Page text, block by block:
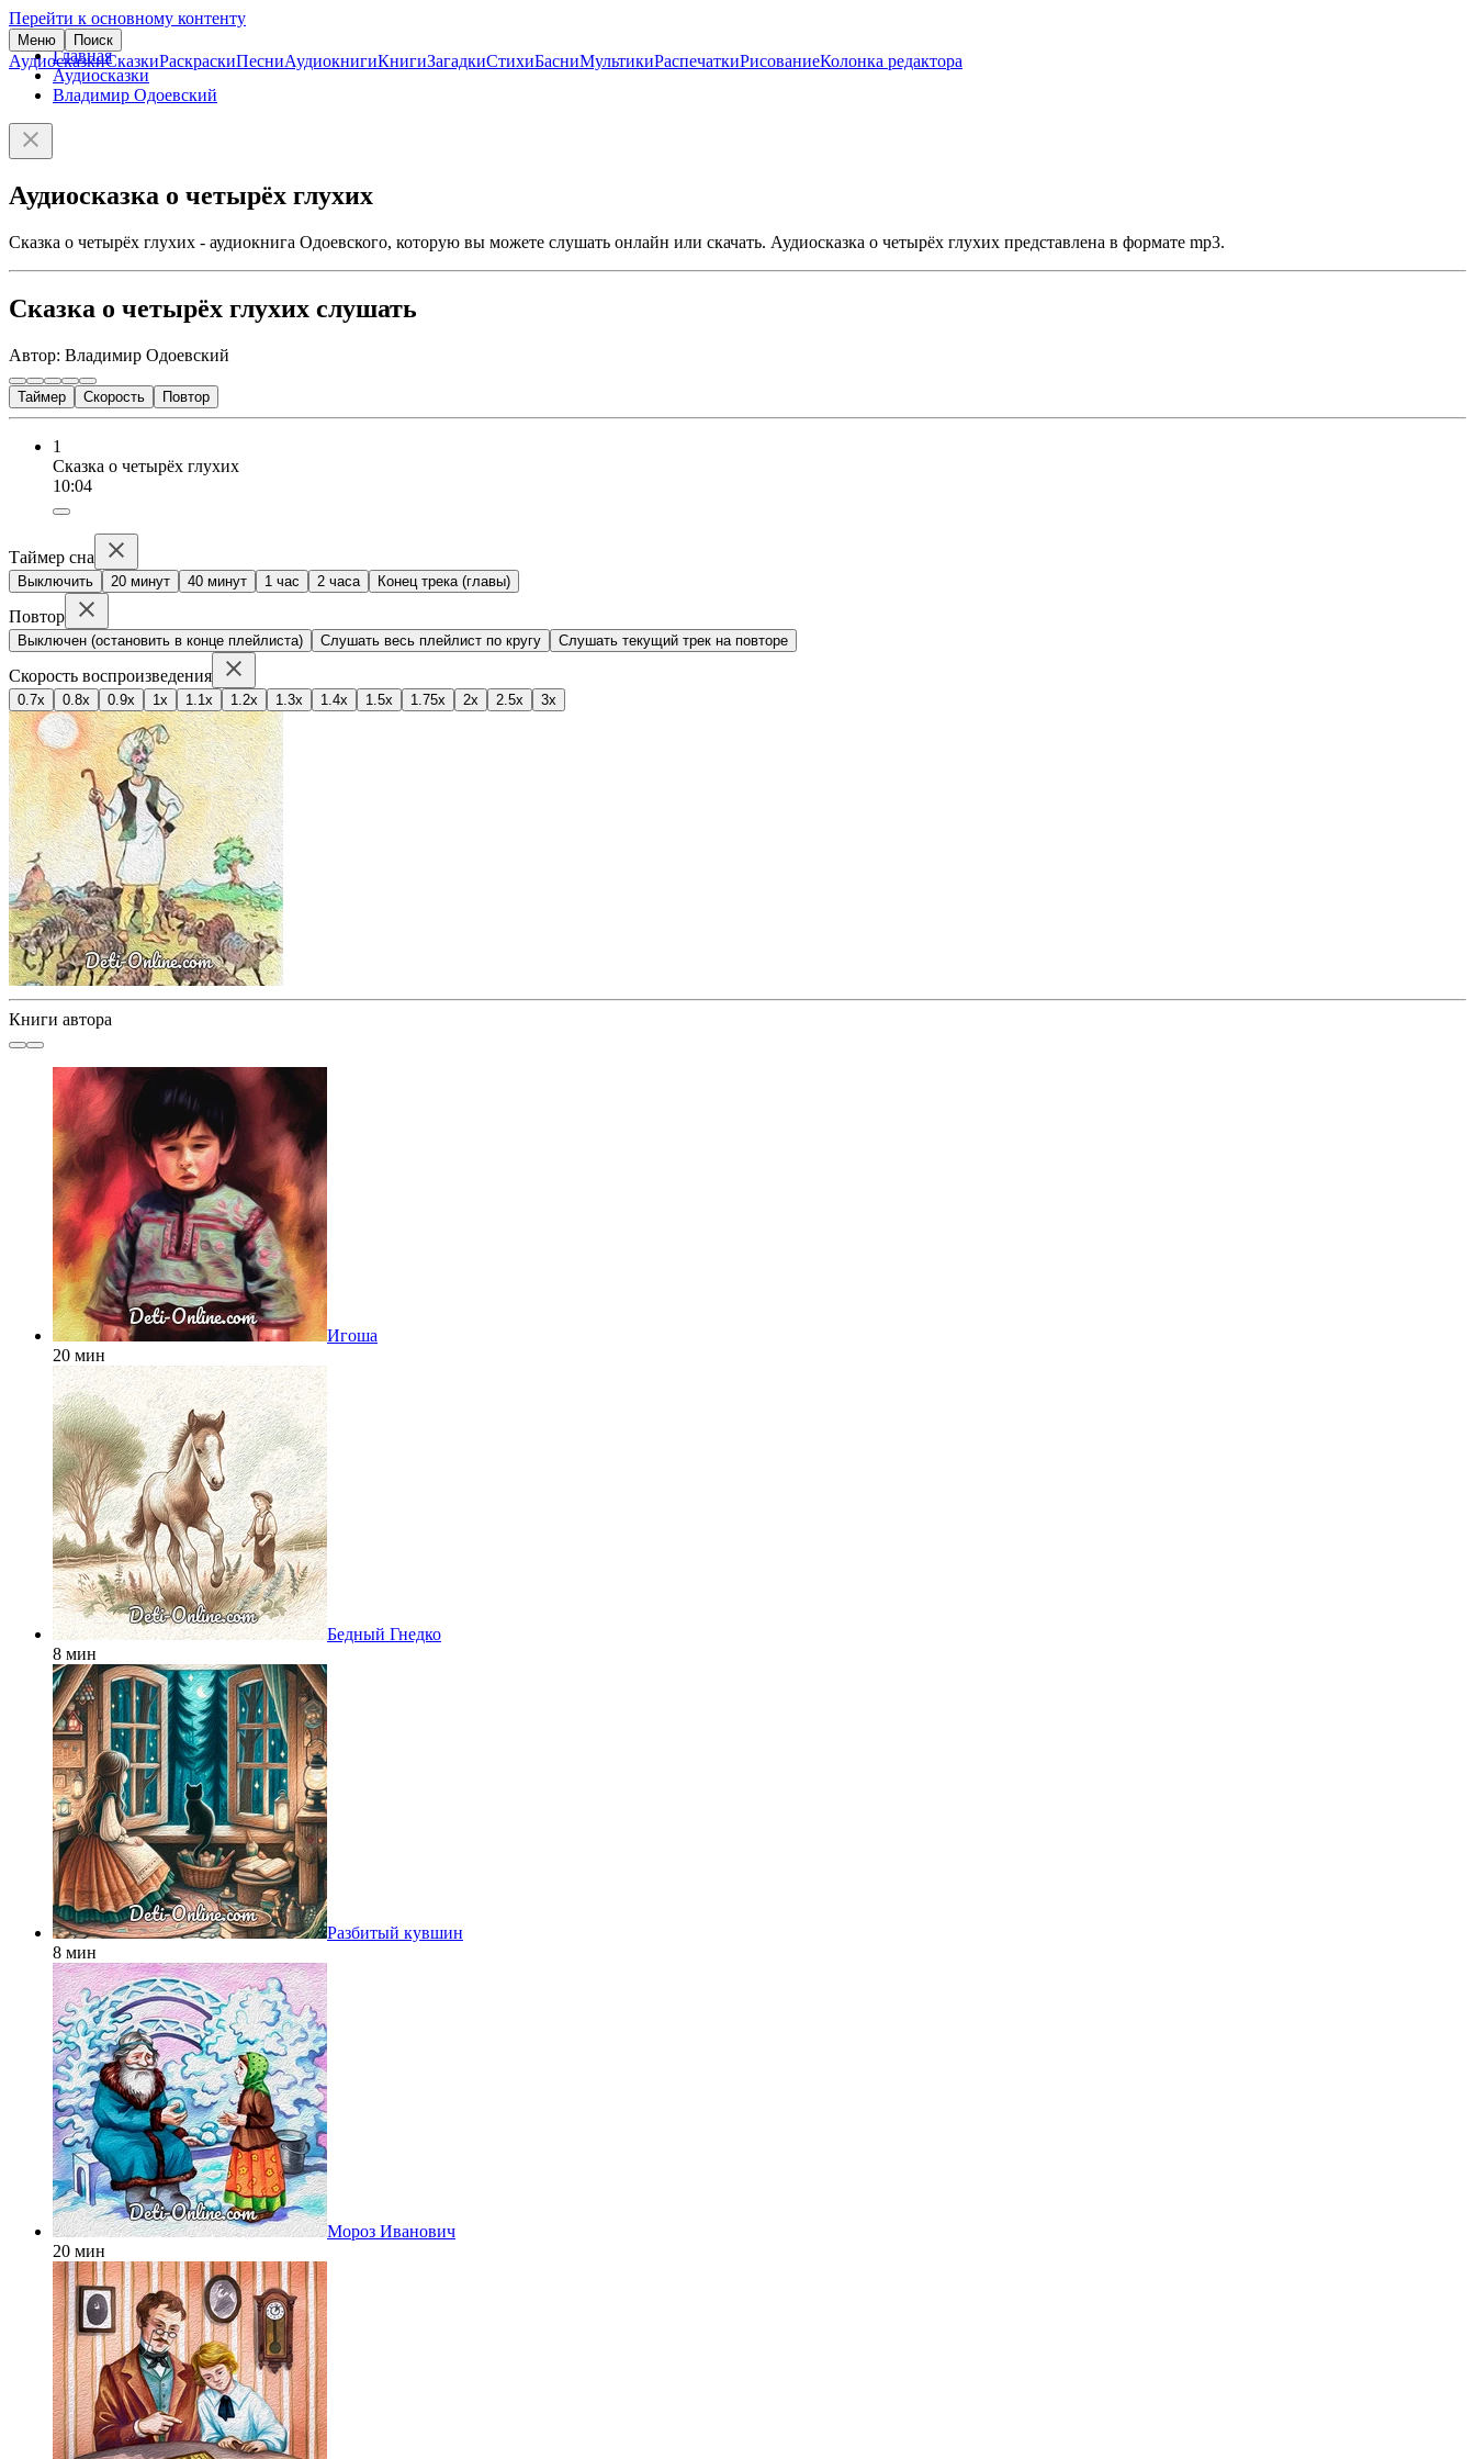
Перейти к основному контенту
Меню Поиск
АудиосказкиСказкиРаскраскиПесниАудиокнигиКнигиЗагадкиСтихиБасниМультикиРаспечаткиРисованиеКолонка редактора
Главная
Аудиосказки
Владимир Одоевский
Аудиосказка о четырёх глухих
Сказка о четырёх глухих - аудиокнига Одоевского, которую вы можете слушать онлайн или скачать. Аудиосказка о четырёх глухих представлена в формате mp3.
Сказка о четырёх глухих слушать
Автор: Владимир Одоевский
Таймер Скорость Повтор
1
Сказка о четырёх глухих
10:04
Таймер сна
Выключить 20 минут 40 минут 1 час 2 часа Конец трека (главы)
Повтор
Выключен (остановить в конце плейлиста) Слушать весь плейлист по кругу Слушать текущий трек на повторе
Скорость воспроизведения
0.7x 0.8x 0.9x 1x 1.1x 1.2x 1.3x 1.4x 1.5x 1.75x 2x 2.5x 3x
Книги автора
Игоша
20 мин
Бедный Гнедко
8 мин
Разбитый кувшин
8 мин
Мороз Иванович
20 мин